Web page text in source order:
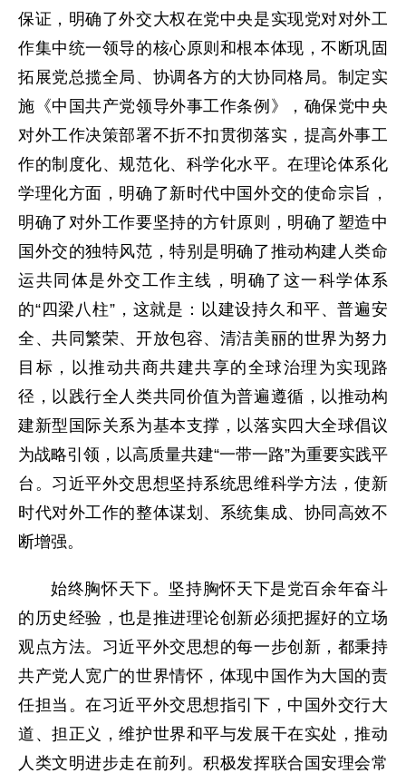
保证，明确了外交大权在党中央是实现党对对外工
作集中统一领导的核心原则和根本体现，不断巩固
拓展党总揽全局、协调各方的大协同格局。制定实
施《中国共产党领导外事工作条例》，确保党中央
对外工作决策部署不折不扣贯彻落实，提高外事工
作的制度化、规范化、科学化水平。在理论体系化
学理化方面，明确了新时代中国外交的使命宗旨，
明确了对外工作要坚持的方针原则，明确了塑造中
国外交的独特风范，特别是明确了推动构建人类命
运共同体是外交工作主线，明确了这一科学体系
的“四梁八柱”，这就是：以建设持久和平、普遍安
全、共同繁荣、开放包容、清洁美丽的世界为努力
目标，以推动共商共建共享的全球治理为实现路
径，以践行全人类共同价值为普遍遵循，以推动构
建新型国际关系为基本支撑，以落实四大全球倡议
为战略引领，以高质量共建“一带一路”为重要实践平
台。习近平外交思想坚持系统思维科学方法，使新
时代对外工作的整体谋划、系统集成、协同高效不
断增强。
始终胸怀天下。坚持胸怀天下是党百余年奋斗
的历史经验，也是推进理论创新必须把握好的立场
观点方法。习近平外交思想的每一步创新，都秉持
共产党人宽广的世界情怀，体现中国作为大国的责
任担当。在习近平外交思想指引下，中国外交行大
道、担正义，维护世界和平与发展干在实处，推动
人类文明进步走在前列。积极发挥联合国安理会常